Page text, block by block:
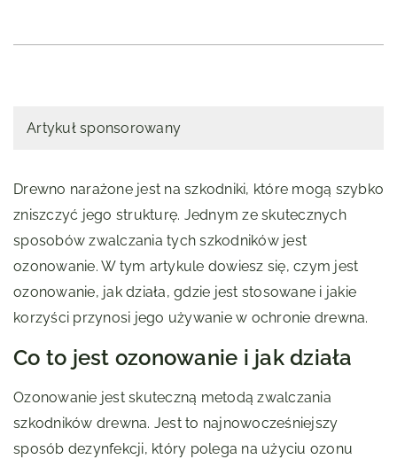
Artykuł sponsorowany
Drewno narażone jest na szkodniki, które mogą szybko
zniszczyć jego strukturę. Jednym ze skutecznych
sposobów zwalczania tych szkodników jest
ozonowanie. W tym artykule dowiesz się, czym jest
ozonowanie, jak działa, gdzie jest stosowane i jakie
korzyści przynosi jego używanie w ochronie drewna.
Co to jest ozonowanie i jak działa
Ozonowanie jest skuteczną metodą zwalczania
szkodników drewna. Jest to najnowocześniejszy
sposób dezynfekcji, który polega na użyciu ozonu